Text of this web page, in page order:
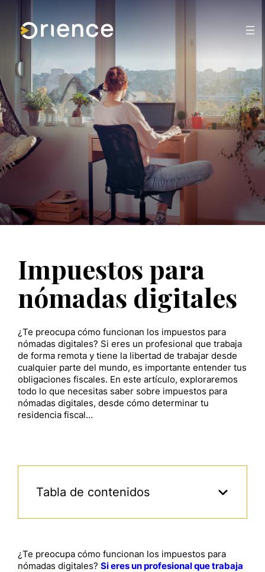
Impuestos para
nómadas digitales
¿Te preocupa cómo funcionan los impuestos para
nómadas digitales? Si eres un profesional que trabaja
de forma remota y tiene la libertad de trabajar desde
cualquier parte del mundo, es importante entender tus
obligaciones fiscales. En este artículo, exploraremos
todo lo que necesitas saber sobre impuestos para
nómadas digitales, desde cómo determinar tu
residencia fiscal…
Tabla de contenidos
¿Te preocupa cómo funcionan los impuestos para
nómadas digitales? Si eres un profesional que trabaja